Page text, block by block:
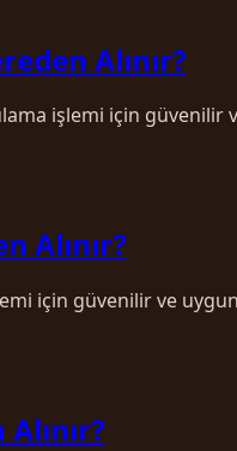
Alınır?
işlemi için
Alınır?
için güvenilir ve